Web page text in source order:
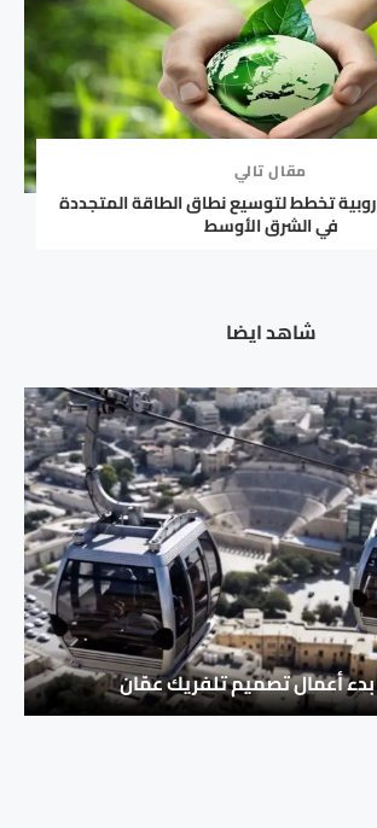
مقال تالي
تخطط لتوسيع نطاق الطاقة المتجددة
في الشرق الأوسط
شاهد ايضا
أعمال تصميم تلفريك عمّان